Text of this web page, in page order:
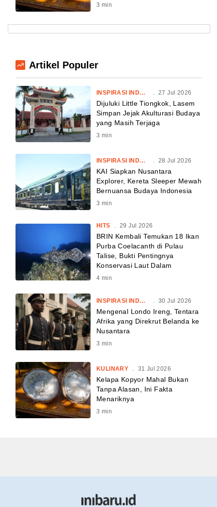
3 min
Artikel Populer
INSPIRASI INDONESIA . 27 Jul 2026
Dijuluki Little Tiongkok, Lasem
Simpan Jejak Akulturasi Budaya
yang Masih Terjaga
3 min
INSPIRASI INDONESIA . 28 Jul 2026
KAI Siapkan Nusantara
Explorer, Kereta Sleeper Mewah
Bernuansa Budaya Indonesia
3 min
HITS . 29 Jul 2026
BRIN Kembali Temukan 18 Ikan
Purba Coelacanth di Pulau
Talise, Bukti Pentingnya
Konservasi Laut Dalam
4 min
INSPIRASI INDONESIA 30 Jul 2026
Mengenal Londo Ireng, Tentara
Afrika yang Direkrut Belanda ke
Nusantara
3 min
KULINARY 31 Jul 2026
Kelapa Kopyor Mahal Bukan
Tanpa Alasan, Ini Fakta
Menariknya
3 min